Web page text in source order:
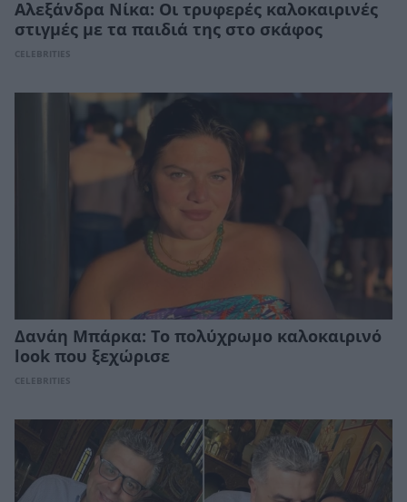
Αλεξάνδρα Νίκα: Οι τρυφερές καλοκαιρινές
στιγμές με τα παιδιά της στο σκάφος
CELEBRITIES
Δανάη Μπάρκα: Το πολύχρωμο καλοκαιρινό
look που ξεχώρισε
CELEBRITIES